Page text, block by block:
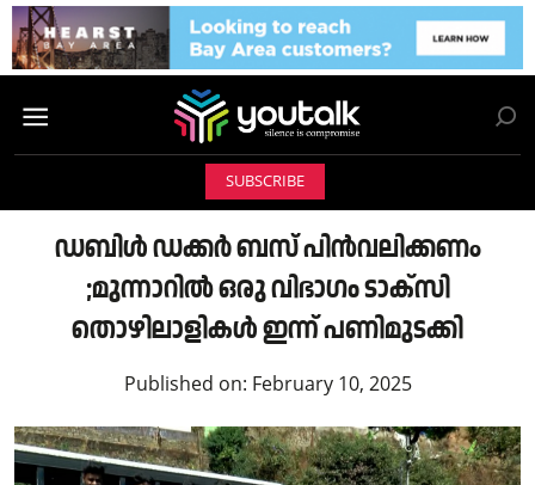
SUBSCRIBE
ഡബിള്‍ ഡക്കര്‍ ബസ് പിന്‍വലിക്കണo
;മുന്നാറിൽ ഒരു വിഭാഗം ടാക്‌സി
തൊഴിലാളികള്‍ ഇന്ന് പണിമുടക്കി
Published on: February 10, 2025